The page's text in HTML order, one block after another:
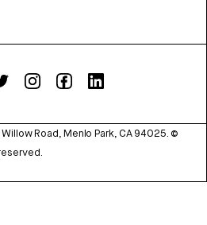
Road, Menlo Park, CA 94025. ©